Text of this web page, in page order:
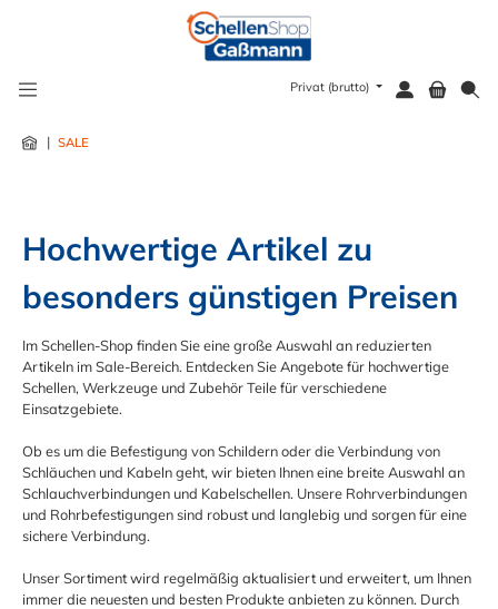
Privat (brutto)
| SALE
Hochwertige Artikel zu
besonders günstigen Preisen
Im Schellen-Shop finden Sie eine große Auswahl an reduzierten
Artikeln im Sale-Bereich. Entdecken Sie Angebote für hochwertige
Schellen, Werkzeuge und Zubehör Teile für verschiedene
Einsatzgebiete.
Ob es um die Befestigung von Schildern oder die Verbindung von
Schläuchen und Kabeln geht, wir bieten Ihnen eine breite Auswahl an
Schlauchverbindungen und Kabelschellen. Unsere Rohrverbindungen
und Rohrbefestigungen sind robust und langlebig und sorgen für eine
sichere Verbindung.
Unser Sortiment wird regelmäßig aktualisiert und erweitert, um Ihnen
immer die neuesten und besten Produkte anbieten zu können. Durch